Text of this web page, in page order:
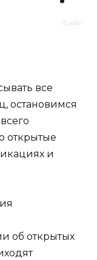
все
остановимся
открытые
и
об открытых